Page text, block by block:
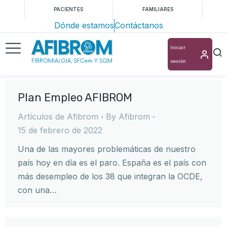
PACIENTES FAMILIARES
Dónde estamosContáctanos
Inicair
sesión
Plan Empleo AFIBROM
Artículos de Afibrom By Afibrom
15 de febrero de 2022
Una de las mayores problemáticas de nuestro
país hoy en día es el paro. España es el país con
más desempleo de los 38 que integran la OCDE,
con una…